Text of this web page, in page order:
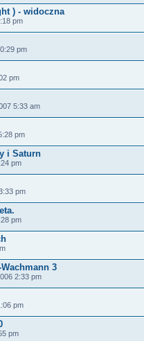
) - widoczna
pm
pm
pm
5:33 am
pm
i Saturn
pm
pm
pm
3
2:33 pm
pm
pm